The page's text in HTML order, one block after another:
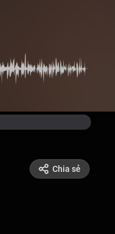
Chia sẻ